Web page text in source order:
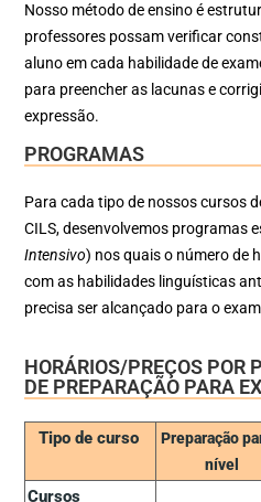
Nosso método de ensino é
professores possam verificar
aluno em cada habilidade de
para preencher as lacunas e
expressão.
PROGRAMAS
Para cada tipo de nossos cursos
CILS, desenvolvemos programas
Intensivo) nos quais o número de
com as habilidades linguísticas
precisa ser alcançado para o
HORÁRIOS/PREÇOS POR
DE PREPARAÇÃO PARA
Tipo de curso
Preparação
nível
Cursos